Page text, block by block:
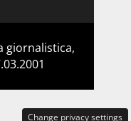
giornalistica,
Change privacy settings